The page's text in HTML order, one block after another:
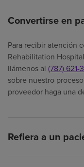
Convertirse en
Para recibir atención
Rehabilitation
llámenos al (787) 621-
sobre nuestro
proveedor haga una
Refiera a un